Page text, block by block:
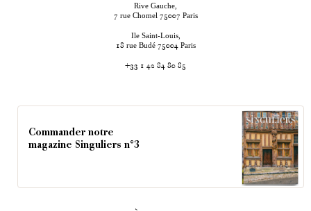
Rive Gauche,
7 rue Chomel 75007 Paris
Ile Saint-Louis,
18 rue Budé 75004 Paris
+33 1 42 84 80 85
Commander notre
magazine Singuliers n°3